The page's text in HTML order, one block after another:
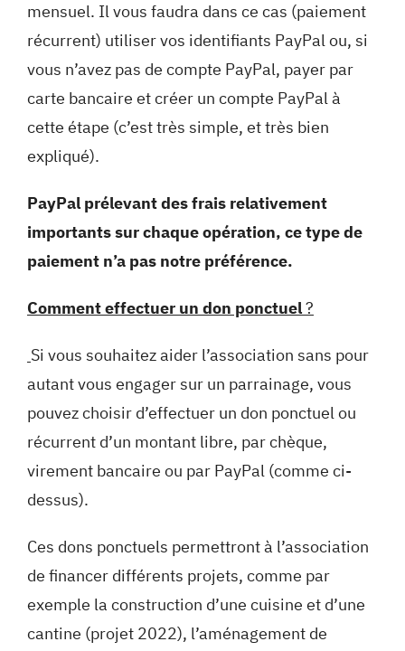
mensuel. Il vous faudra dans ce cas (paiement
récurrent) utiliser vos identifiants PayPal ou, si
vous n’avez pas de compte PayPal, payer par
carte bancaire et créer un compte PayPal à
cette étape (c’est très simple, et très bien
expliqué).
PayPal prélevant des frais relativement
importants sur chaque opération, ce type de
paiement n’a pas notre préférence.
Comment effectuer un don ponctuel?
Si vous souhaitez aider l’association sans pour
autant vous engager sur un parrainage, vous
pouvez choisir d’effectuer un don ponctuel ou
récurrent d’un montant libre, par chèque,
virement bancaire ou par PayPal (comme ci-
dessus).
Ces dons ponctuels permettront à l’association
de financer différents projets, comme par
exemple la construction d’une cuisine et d’une
cantine (projet 2022), l’aménagement de